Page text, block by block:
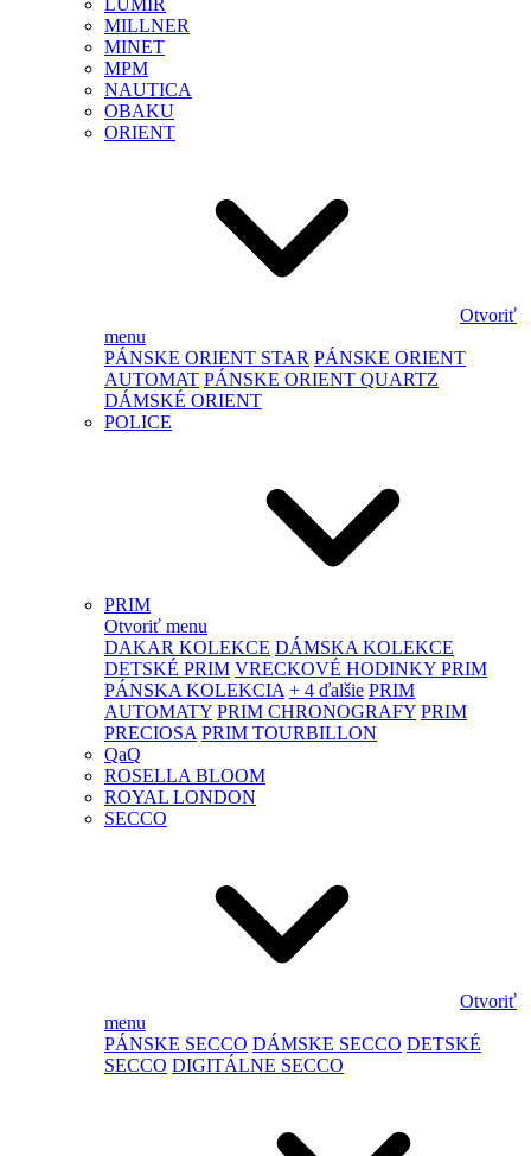
LUMIR
MILLNER
MINET
MPM
NAUTICA
OBAKU
ORIENT
Otvoriť
menu
PÁNSKE ORIENT STAR PÁNSKE ORIENT
AUTOMAT PÁNSKE ORIENT QUARTZ
DÁMSKÉ ORIENT
POLICE
PRIM
Otvoriť menu
DAKAR KOLEKCE DÁMSKA KOLEKCE
DETSKÉ PRIM VRECKOVÉ HODINKY PRIM
PÁNSKA KOLEKCIA + 4 ďalšie PRIM
AUTOMATY PRIM CHRONOGRAFY PRIM
PRECIOSA PRIM TOURBILLON
QaQ
ROSELLA BLOOM
ROYAL LONDON
SECCO
Otvoriť
menu
PÁNSKE SECCO DÁMSKE SECCO DETSKÉ
SECCO DIGITÁLNE SECCO